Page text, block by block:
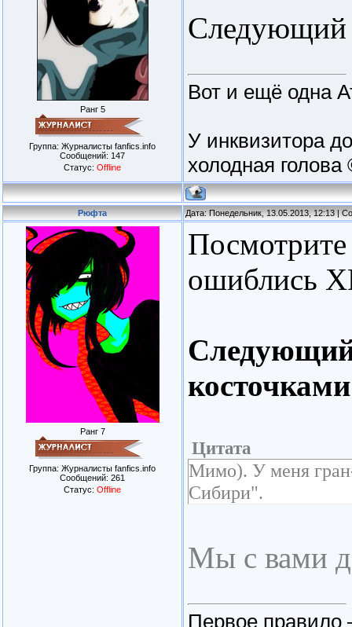
Ранг 5
Группа: Журналисты fanfics.info
Сообщений: 147
Статус: Offline
Следующий
Вот и ещё одна
У инквизитора
холодная голова
Рюфта Дата: Понедельник, 13.05.2013, 12:13 |
Ранг 7
Группа: Журналисты fanfics.info
Сообщений: 261
Статус: Offline
ошиблись
Следующий
Цитата
Мимо). У меня
Сибири".
Мы с вами
Первое правило